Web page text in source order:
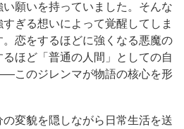
願いを持っていました。そんな
ぎる想いによって覚醒してしま
恋をするほどに強くなる悪魔の
ほど「普通の人間」としての自
このジレンマが物語の核心を形
変貌を隠しながら日常生活を送